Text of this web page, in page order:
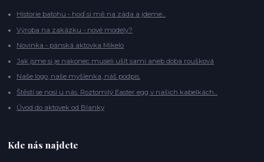
Historie batohu - hoď si mě na záda a jdeme...
Výroba na zakázku - nové modely?
Novinka - pánská aktovka Mikelo
Jak jsme si je nakonec museli ušít sami aneb doba roušková
Naše logo, naše myšlenka, náš podpis.
Štěstí se nosí u nás. Roztomilý Easter egg v našich kabelkách...
Úvod do aktovek od Blanky
Kde nás najdete